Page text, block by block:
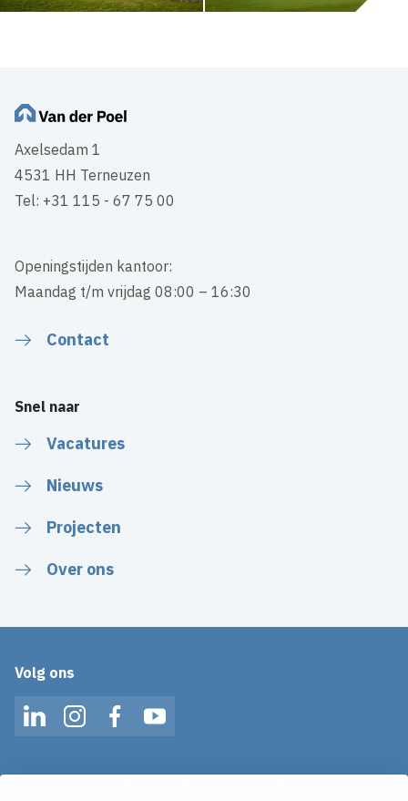
Axelsedam 1
4531 HH Terneuzen
Tel: +31 115 - 67 75 00
Openingstijden kantoor:
Maandag t/m vrijdag 08:00 – 16:30
Contact
Snel naar
Vacatures
Nieuws
Projecten
Over ons
Volg ons
LinkedInInstagramFacebookYouTube